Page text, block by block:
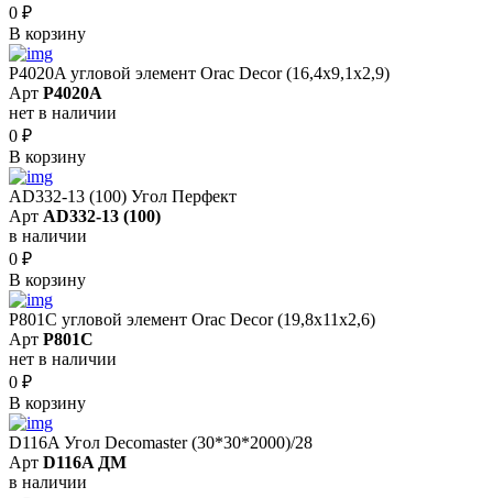
0 ₽
В корзину
P4020A угловой элемент Orac Decor (16,4x9,1x2,9)
Арт P4020A
нет в наличии
0 ₽
В корзину
AD332-13 (100) Угол Перфект
Арт AD332-13 (100)
в наличии
0 ₽
В корзину
P801C угловой элемент Orac Decor (19,8x11x2,6)
Арт P801C
нет в наличии
0 ₽
В корзину
D116A Угол Decomaster (30*30*2000)/28
Арт D116A ДМ
в наличии